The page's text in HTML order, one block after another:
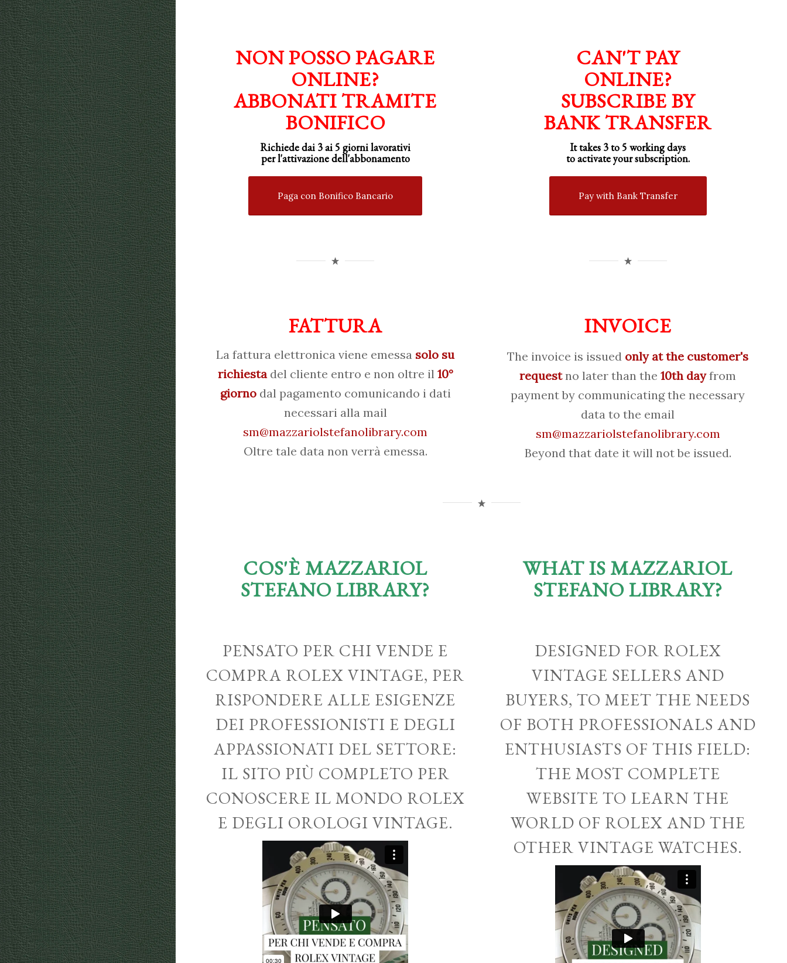
NON POSSO PAGARE
ONLINE?
ABBONATI TRAMITE
BONIFICO
Richiede dai 3 ai 5 giorni lavorativi
perl'attivazionedell'abbonamento
Paga con Bonifico Bancario
FATTURA
La fattura elettronica viene emessa solo su
richiestadel cliente entro e non oltre il 10°
giornodal pagamento comunicando i dati
necessari alla mail
sm@mazzariolstefanolibrary.com
Oltre tale data non verrà emessa.
CAN'T PAY
ONLINE?
SUBSCRIBE BY
BANK TRANSFER
It takes 3 to 5 working days
to activate your subscription.
Pay with Bank Transfer
INVOICE
The invoice is issued only at the customer's
requestno later than the10th dayfrom
payment by communicating the necessary
data to the email
sm@mazzariolstefanolibrary.com
Beyond that date it will not be issued.
COS'È MAZZARIOL
STEFANO LIBRARY?
WHAT IS MAZZARIOL
STEFANO LIBRARY?
PENSATO PER CHI VENDE E
COMPRA ROLEX VINTAGE, PER
RISPONDERE ALLE ESIGENZE
DEI PROFESSIONISTI E DEGLI
APPASSIONATI DEL SETTORE:
IL SITO PIÙ COMPLETO PER
CONOSCERE IL MONDO ROLEX
E DEGLI OROLOGI VINTAGE.
DESIGNED FOR ROLEX
VINTAGE SELLERS AND
BUYERS, TO MEET THE NEEDS
OF BOTH PROFESSIONALS AND
ENTHUSIASTS OF THIS FIELD:
THE MOST COMPLETE
WEBSITE TO LEARN THE
WORLD OF ROLEX AND THE
OTHER VINTAGE WATCHES.